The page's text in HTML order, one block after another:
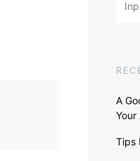
A
Your
Tips